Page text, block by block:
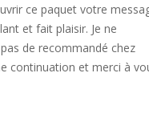
Bien reçu le colis auj,
L'emballage est
contente des animaux.
sans hésiter 😍